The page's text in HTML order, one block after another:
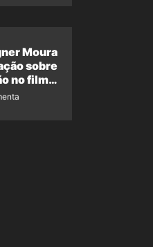
Moura
sobre
no filme